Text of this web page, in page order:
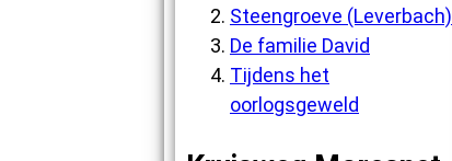
Steengroeve (Leverbach)
De familie David
Tijdens het
oorlogsgeweld